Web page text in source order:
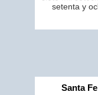
setenta y
Santa Fe